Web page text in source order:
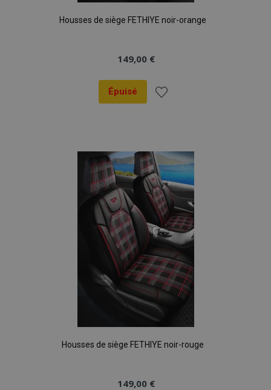
Housses de siège FETHIYE noir-orange
149,00 €
Épuisé
liste
d'achats
Housses de siège FETHIYE noir-rouge
149,00 €